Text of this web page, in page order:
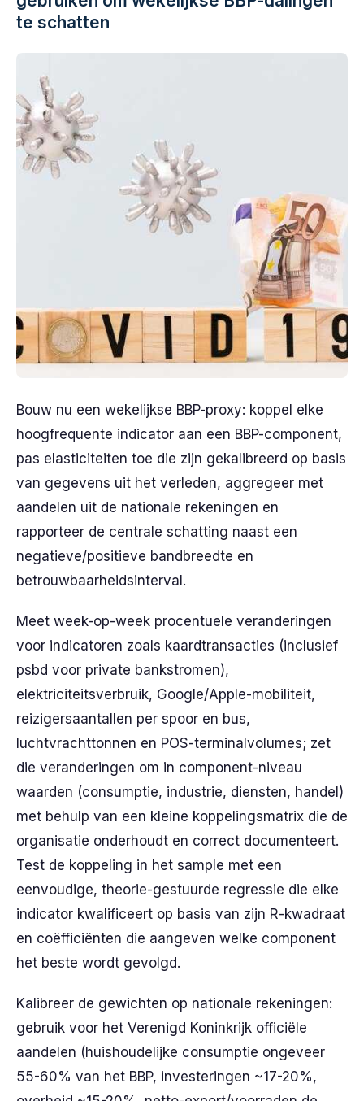
te schatten
Bouw nu een wekelijkse BBP-proxy: koppel elke
hoogfrequente indicator aan een BBP-component,
pas elasticiteiten toe die zijn gekalibreerd op basis
van gegevens uit het verleden, aggregeer met
aandelen uit de nationale rekeningen en
rapporteer de centrale schatting naast een
negatieve/positieve bandbreedte en
betrouwbaarheidsinterval.
Meet week-op-week procentuele veranderingen
voor indicatoren zoals kaardtransacties (inclusief
psbd voor private bankstromen),
elektriciteitsverbruik, Google/Apple-mobiliteit,
reizigersaantallen per spoor en bus,
luchtvrachttonnen en POS-terminalvolumes; zet
die veranderingen om in component-niveau
waarden (consumptie, industrie, diensten, handel)
met behulp van een kleine koppelingsmatrix die de
organisatie onderhoudt en correct documenteert.
Test de koppeling in het sample met een
eenvoudige, theorie-gestuurde regressie die elke
indicator kwalificeert op basis van zijn R-kwadraat
en coëfficiënten die aangeven welke component
het beste wordt gevolgd.
Kalibreer de gewichten op nationale rekeningen:
gebruik voor het Verenigd Koninkrijk officiële
aandelen (huishoudelijke consumptie ongeveer
55-60% van het BBP, investeringen ~17-20%,